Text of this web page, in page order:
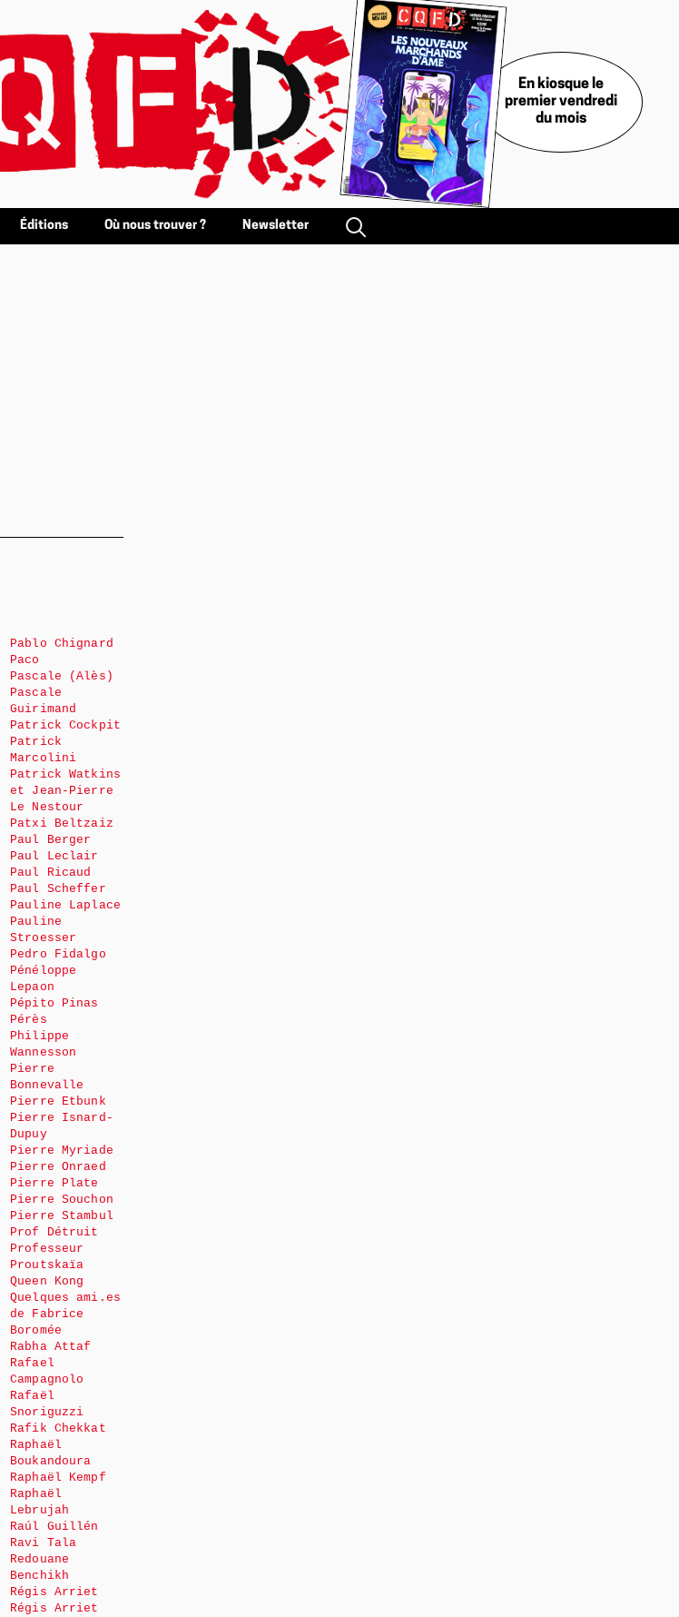
En kiosque le
premier vendredi
du mois
Éditions Où nous trouver ? Newsletter
Pablo Chignard
Paco
Pascale (Alès)
Pascale
Guirimand
Patrick Cockpit
Patrick
Marcolini
Patrick Watkins
et Jean-Pierre
Le Nestour
Patxi Beltzaiz
Paul Berger
Paul Leclair
Paul Ricaud
Paul Scheffer
Pauline Laplace
Pauline
Stroesser
Pedro Fidalgo
Pénéloppe
Lepaon
Pépito Pinas
Pérès
Philippe
Wannesson
Pierre
Bonnevalle
Pierre Etbunk
Pierre Isnard-
Dupuy
Pierre Myriade
Pierre Onraed
Pierre Plate
Pierre Souchon
Pierre Stambul
Prof Détruit
Professeur
Proutskaïa
Queen Kong
Quelques ami.es
de Fabrice
Boromée
Rabha Attaf
Rafael
Campagnolo
Rafaël
Snoriguzzi
Rafik Chekkat
Raphaël
Boukandoura
Raphaël Kempf
Raphaël
Lebrujah
Raúl Guillén
Ravi Tala
Redouane
Benchikh
Régis Arriet
Régis Arriet